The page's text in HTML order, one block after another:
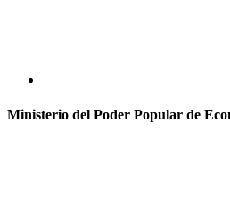
Ministerio del Poder Popular de